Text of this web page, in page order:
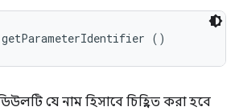
()
যে নাম হিসাবে চিহ্নিত করা হবে